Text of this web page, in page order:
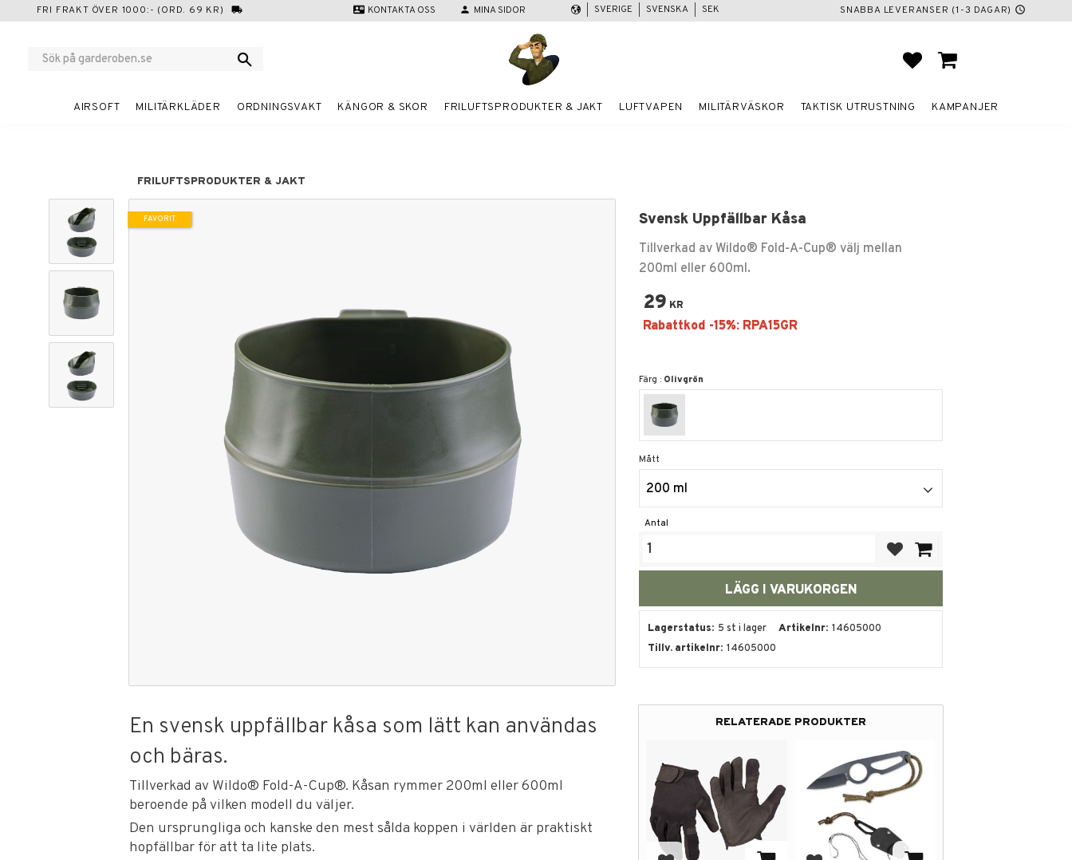
FRI FRAKT ÖVER 1000:- (ORD. 69 KR) local_shipping contact_mail KONTAKTA OSS person MINA SIDOR SNABBA LEVERANSER (1-3 DAGAR) schedule
SVERIGE SVENSKA SEK
FAVORITER
KUNDVAGN
AIRSOFT MILITÄRKLÄDER ORDNINGSVAKT KÄNGOR & SKOR FRILUFTSPRODUKTER & JAKT LUFTVAPEN MILITÄRVÄSKOR TAKTISK UTRUSTNING KAMPANJER
FRILUFTSPRODUKTER & JAKT
Svensk Uppfällbar Kåsa
Tillverkad av Wildo® Fold-A-Cup® välj mellan
200ml eller 600ml.
FAVORIT
29 KR
Färg : Olivgrön
Mått
200 ml
Antal
Lagerstatus 5 st i lager Artikelnr 14605000
Tillv. artikelnr 14605000
En svensk uppfällbar kåsa som lätt kan användas
och bäras.
Tillverkad av Wildo® Fold-A-Cup®. Kåsan rymmer 200ml eller 600ml
beroende på vilken modell du väljer.
Den ursprungliga och kanske den mest sålda koppen i världen är praktiskt
hopfällbar för att ta lite plats.
RELATERADE PRODUKTER